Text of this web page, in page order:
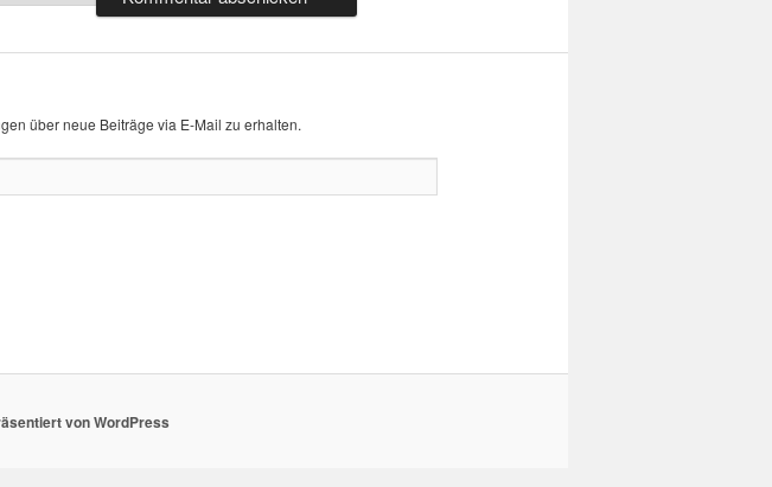
über neue Beiträge via E-Mail zu erhalten.
von WordPress